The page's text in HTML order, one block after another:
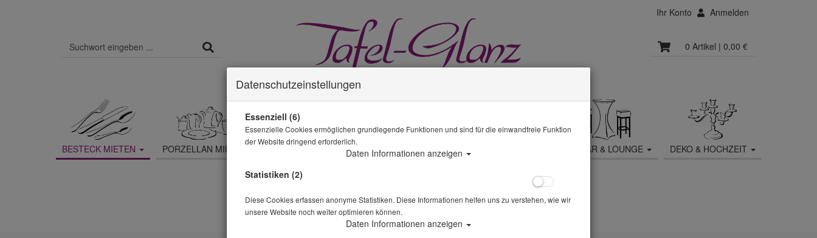
Ihr Konto Anmelden
0 Artikel | 0,00 €
BESTECK MIETEN PORZELLAN MIETEN GLÄSER MIETEN MIETWÄSCHE KÜCHE & GASTRO MOBILIAR & LOUNGE DEKO & HOCHZEIT
SPARANGEBOTE
Datenschutzeinstellungen
Essenziell (6)
Essenzielle Cookies ermöglichen grundlegende Funktionen und sind für die einwandfreie Funktion
der Website dringend erforderlich.
Daten Informationen anzeigen
Statistiken (2)
Diese Cookies erfassen anonyme Statistiken. Diese Informationen helfen uns zu verstehen, wie wir
unsere Website noch weiter optimieren können.
Daten Informationen anzeigen